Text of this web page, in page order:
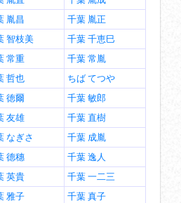
胤昌
千葉 胤正
智枝美
千葉 千恵巳
常重
千葉 常胤
哲也
ちば てつや
徳爾
千葉 敏郎
友雄
千葉 直樹
なぎさ
千葉 成胤
德穗
千葉 逸人
英貴
千葉 一二三
雅子
千葉 真子